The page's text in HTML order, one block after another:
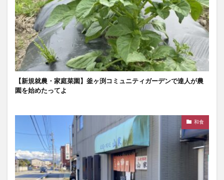
【新規就農・家庭菜園】釜ヶ渕コミュニティガーデンで達人が農
園を始めたってよ
和食